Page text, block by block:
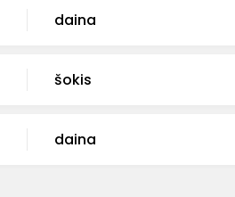
daina
šokis
daina